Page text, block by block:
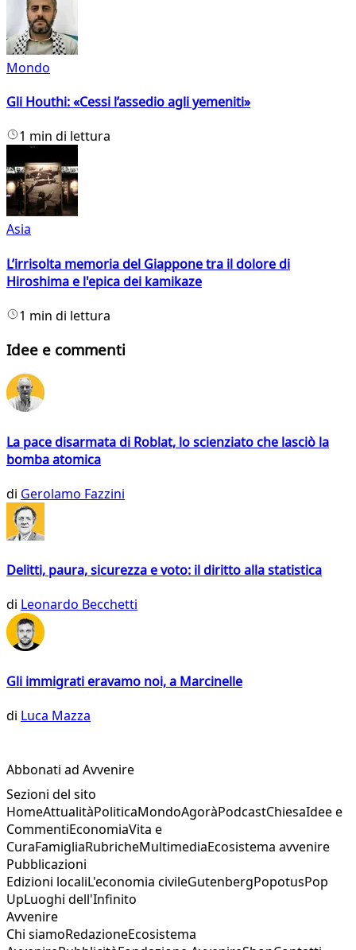
Mondo
Gli Houthi: «Cessi l’assedio agli yemeniti»
1 min di lettura
Asia
L’irrisolta memoria del Giappone tra il dolore di
Hiroshima e l'epica dei kamikaze
1 min di lettura
Idee e commenti
La pace disarmata di Roblat, lo scienziato che lasciò la
bomba atomica
di Gerolamo Fazzini
Delitti, paura, sicurezza e voto: il diritto alla statistica
di Leonardo Becchetti
Gli immigrati eravamo noi, a Marcinelle
di Luca Mazza
Abbonati ad Avvenire
Sezioni del sito
HomeAttualitàPoliticaMondoAgoràPodcastChiesaIdee e
CommentiEconomiaVita e
CuraFamigliaRubricheMultimediaEcosistema avvenire
Pubblicazioni
Edizioni localiL'economia civileGutenbergPopotusPop
UpLuoghi dell'Infinito
Avvenire
Chi siamoRedazioneEcosistema